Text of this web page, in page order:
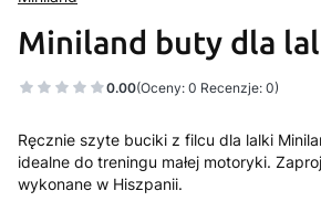
Miniland buty dla
0.00(Oceny: 0 Recenzje: 0)
Ręcznie szyte buciki z filcu dla lalki
idealne do treningu małej motoryki.
wykonane w Hiszpanii.